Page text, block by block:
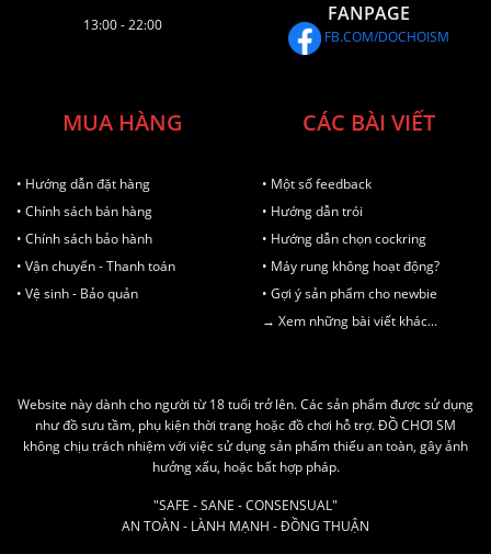
13:00 - 22:00 FANPAGE
FB.COM/DOCHOISM
MUA HÀNG
• Hướng dẫn đặt hàng
• Chính sách bán hàng
• Chính sách bảo hành
• Vận chuyển - Thanh toán
• Vệ sinh - Bảo quản
CÁC BÀI VIẾT
• Một số feedback
• Hướng dẫn trói
• Hướng dẫn chọn cockring
• Máy rung không hoạt động?
• Gợi ý sản phẩm cho newbie
→ Xem những bài viết khác...
Website này dành cho người từ 18 tuổi trở lên. Các sản phẩm được sử dụng
như đồ sưu tầm, phụ kiện thời trang hoặc đồ chơi hỗ trợ. ĐỒ CHƠI SM
không chịu trách nhiệm với việc sử dụng sản phẩm thiếu an toàn, gây ảnh
hưởng xấu, hoặc bất hợp pháp.
"SAFE - SANE - CONSENSUAL"
AN TOÀN - LÀNH MẠNH - ĐỒNG THUẬN